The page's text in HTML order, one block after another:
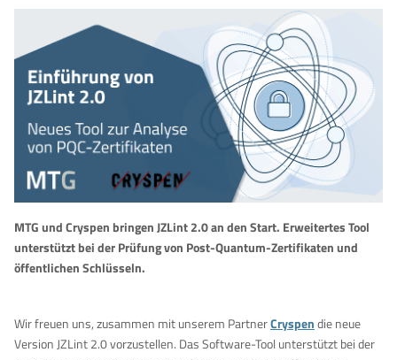
MTG und Cryspen bringen JZLint 2.0 an den Start. Erweitertes Tool
unterstützt bei der Prüfung von Post-Quantum-Zertifikaten und
öffentlichen Schlüsseln.
Wir freuen uns, zusammen mit unserem PartnerCryspendie neue
Version JZLint 2.0 vorzustellen. Das Software-Tool unterstützt bei der